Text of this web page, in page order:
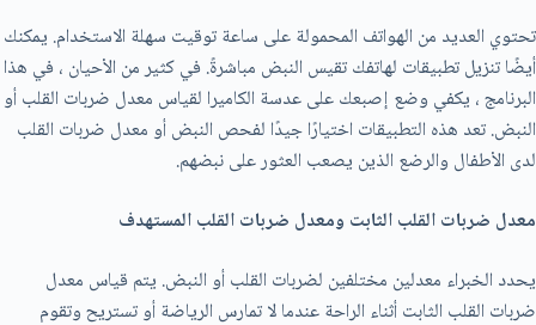
تحتوي العديد من الهواتف المحمولة على ساعة توقيت سهلة الاستخدام. يمكنك
أيضًا تنزيل تطبيقات لهاتفك تقيس النبض مباشرةً. في كثير من الأحيان ، في هذا
البرنامج ، يكفي وضع إصبعك على عدسة الكاميرا لقياس معدل ضربات القلب أو
النبض. تعد هذه التطبيقات اختيارًا جيدًا لفحص النبض أو معدل ضربات القلب
لدى الأطفال والرضع الذين يصعب العثور على نبضهم.
معدل ضربات القلب الثابت ومعدل ضربات القلب المستهدف
يحدد الخبراء معدلين مختلفين لضربات القلب أو النبض. يتم قياس معدل
ضربات القلب الثابت أثناء الراحة عندما لا تمارس الرياضة أو تستريح وتقوم